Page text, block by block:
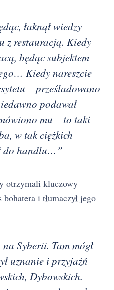
łaknął wiedzy –
z restauracją. Kiedy
będąc subjektem –
Kiedy nareszcie
– prześladowano
podawał
mu – to taki
w tak ciężkich
do handlu…”
otrzymali kluczowy
i tłumaczył jego
Syberii. Tam mógł
uznanie i przyjaźń
Dybowskich.